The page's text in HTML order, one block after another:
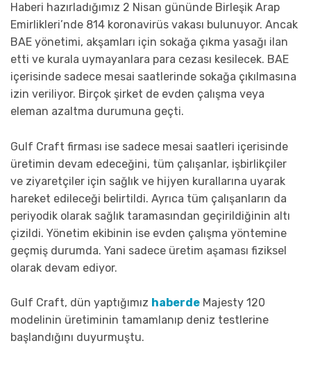
Haberi hazırladığımız 2 Nisan gününde Birleşik Arap
Emirlikleri’nde 814 koronavirüs vakası bulunuyor. Ancak
BAE yönetimi, akşamları için sokağa çıkma yasağı ilan
etti ve kurala uymayanlara para cezası kesilecek. BAE
içerisinde sadece mesai saatlerinde sokağa çıkılmasına
izin veriliyor. Birçok şirket de evden çalışma veya
eleman azaltma durumuna geçti.
Gulf Craft firması ise sadece mesai saatleri içerisinde
üretimin devam edeceğini, tüm çalışanlar, işbirlikçiler
ve ziyaretçiler için sağlık ve hijyen kurallarına uyarak
hareket edileceği belirtildi. Ayrıca tüm çalışanların da
periyodik olarak sağlık taramasından geçirildiğinin altı
çizildi. Yönetim ekibinin ise evden çalışma yöntemine
geçmiş durumda. Yani sadece üretim aşaması fiziksel
olarak devam ediyor.
Gulf Craft, dün yaptığımız haberde Majesty 120
modelinin üretiminin tamamlanıp deniz testlerine
başlandığını duyurmuştu.